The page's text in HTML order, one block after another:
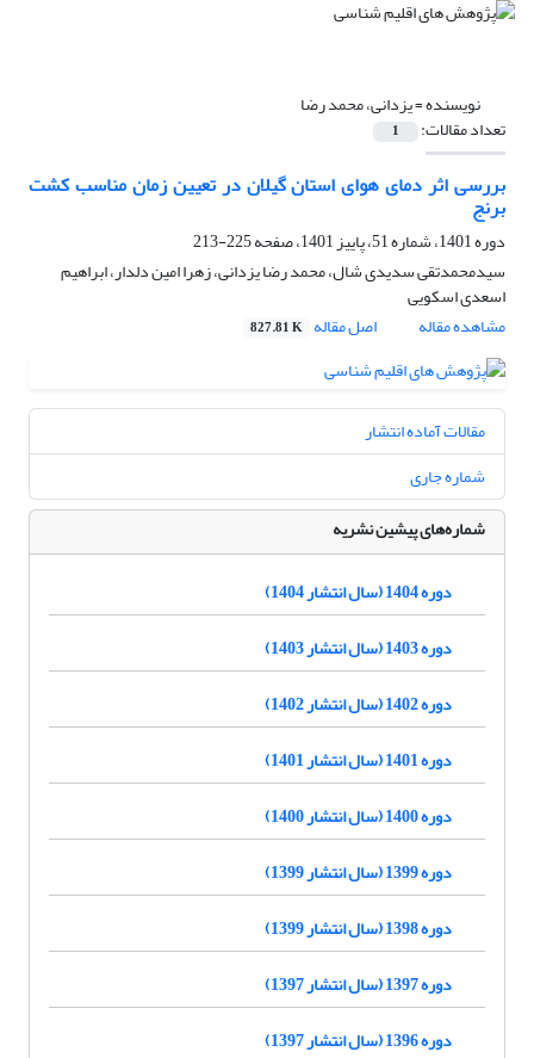
نویسنده =یزدانی، محمد رضا
تعداد مقالات: 1
بررسی اثر دمای هوای استان گیلان در تعیین زمان مناسب کشت
برنج
دوره 1401، شماره 51، پاییز 1401، صفحه
225-213
سیدمحمدتقی سدیدی شال، محمد رضا یزدانی، زهرا امین دلدار، ابراهیم
اسعدی اسکویی
مشاهده مقاله
اصل مقاله 827.81 K
مقالات آماده انتشار
شماره جاری
شماره‌های پیشین نشریه
دوره 1404 (سال انتشار 1404)
دوره 1403 (سال انتشار 1403)
دوره 1402 (سال انتشار 1402)
دوره 1401 (سال انتشار 1401)
دوره 1400 (سال انتشار 1400)
دوره 1399 (سال انتشار 1399)
دوره 1398 (سال انتشار 1399)
دوره 1397 (سال انتشار 1397)
دوره 1396 (سال انتشار 1397)